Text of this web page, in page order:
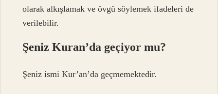
olarak alkışlamak ve övgü söylemek ifadeleri de
verilebilir.
Şeniz Kuran’da geçiyor mu?
Şeniz ismi Kur’an’da geçmemektedir.